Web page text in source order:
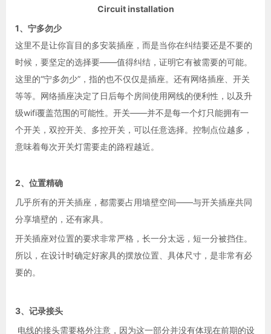
Circuit installation
1、宁多勿少
这里不是让你盲目的多安装插座，而是当你在纠结要还是不要的
时候，要坚定的选择要——值得纠结，证明它有被需要的可能。
这里的“宁多勿少”，指的也不仅仅是插座。还有网络插座、开关
等等。网络插座决定了日后每个房间使用网线的便利性，以及升
级wifi覆盖范围的可能性。开关——并不是每一个灯只能拥有一
个开关，双控开关、多控开关，可以任意选择。控制点位越多，
意味着每次开关灯需要走的路程越近。
2、位置精确
几乎所有的开关插座，都需要占用墙壁空间——与开关插座共同
分享墙壁的，还有家具。
开关插座对位置的要求非常严格，长一分太远，短一分被挡住。
所以，在设计时确定好家具的摆放位置、具体尺寸，是非常有必
要的。
3、记录接头
电线的接头需要格外注意，因为这一部分并没有体现在前期的设